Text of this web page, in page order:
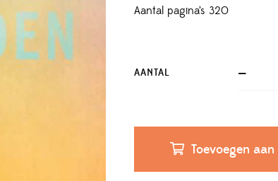
Aantal pagina’s 320
AANTAL
Toevoegen